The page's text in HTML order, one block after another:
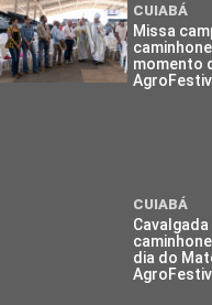
CUIABÁ
Missa
momento
CUIABÁ
dia do